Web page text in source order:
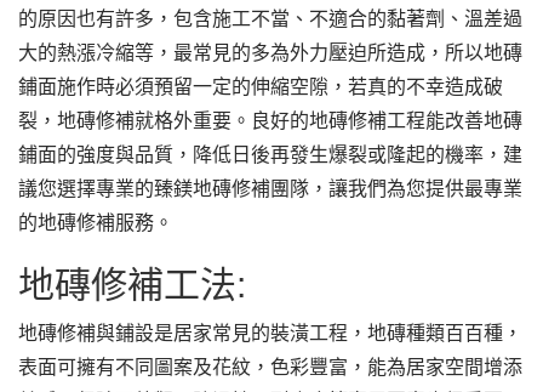
的原因也有許多，包含施工不當、不適合的黏著劑、溫差過
大的熱漲冷縮等，最常見的多為外力壓迫所造成，所以地磚
鋪面施作時必須預留一定的伸縮空隙，若真的不幸造成破
裂，地磚修補就格外重要。良好的地磚修補工程能改善地磚
鋪面的強度與品質，降低日後再發生爆裂或隆起的機率，建
議您選擇專業的臻鎂地磚修補團隊，讓我們為您提供最專業
的地磚修補服務。
地磚修補工法:
地磚修補與鋪設是居家常見的裝潢工程，地磚種類百百種，
表面可擁有不同圖案及花紋，色彩豐富，能為居家空間增添